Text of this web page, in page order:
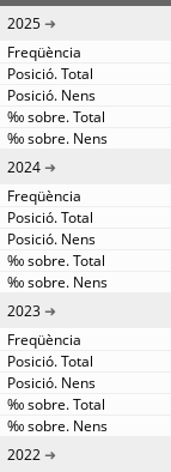
2025
2024
2023
2022